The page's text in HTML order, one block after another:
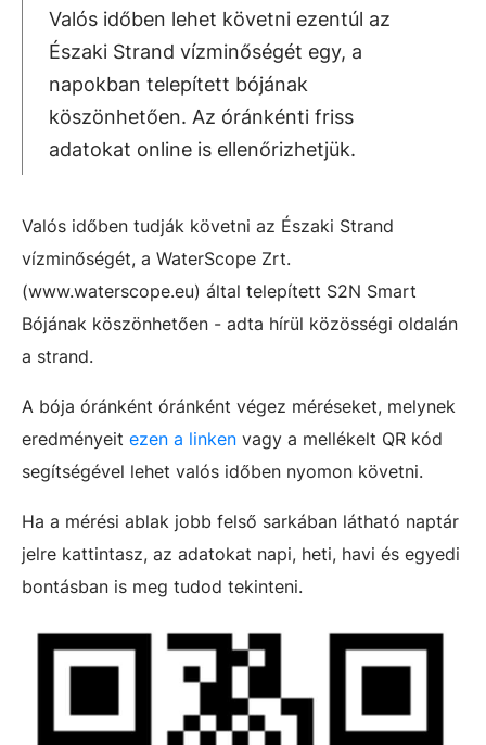
Valós időben lehet követni ezentúl az
Északi Strand vízminőségét egy, a
napokban telepített bójának
köszönhetően. Az óránkénti friss
adatokat online is ellenőrizhetjük.
Valós időben tudják követni az Északi Strand
vízminőségét, a WaterScope Zrt.
(www.waterscope.eu) által telepített S2N Smart
Bójának köszönhetően - adta hírül közösségi oldalán
a strand.
A bója óránként óránként végez méréseket, melynek
eredményeit ezen a linken vagy a mellékelt QR kód
segítségével lehet valós időben nyomon követni.
Ha a mérési ablak jobb felső sarkában látható naptár
jelre kattintasz, az adatokat napi, heti, havi és egyedi
bontásban is meg tudod tekinteni.